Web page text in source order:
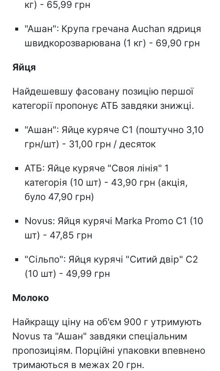
кг) - 65,99 грн
"Ашан": Крупа гречана Auchan ядриця
швидкорозварювана (1 кг) - 69,90 грн
Яйця
Найдешевшу фасовану позицію першої
категорії пропонує АТБ завдяки знижці.
"Ашан": Яйце куряче С1 (поштучно 3,10
грн/шт) - 31,00 грн / десяток
АТБ: Яйце куряче "Своя лінія" 1
категорія (10 шт) - 43,90 грн (акція,
було 47,90 грн)
Novus: Яйця курячі Marka Promo С1 (10
шт) - 47,85 грн
"Сільпо": Яйця курячі "Ситий двір" С2
(10 шт) - 49,99 грн
Молоко
Найкращу ціну на об'єм 900 г утримують
Novus та "Ашан" завдяки спеціальним
пропозиціям. Порційні упаковки впевнено
тримаються в межах 20 грн.